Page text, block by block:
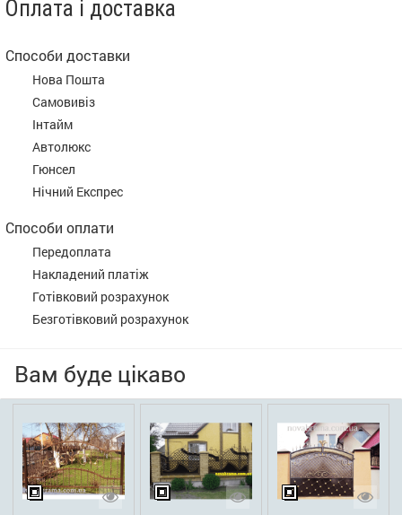
Оплата і доставка
Способи доставки
Нова Пошта
Самовивіз
Інтайм
Автолюкс
Гюнсел
Нічний Експрес
Способи оплати
Передоплата
Накладений платіж
Готівковий розрахунок
Безготівковий розрахунок
Вам буде цікаво